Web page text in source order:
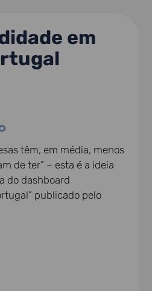
em
têm, em média, menos
de ter” – esta é a ideia
do dashboard
publicado pelo